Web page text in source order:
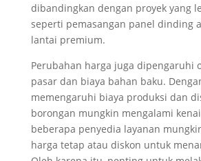
dibandingkan dengan proyek yang
seperti pemasangan panel dinding
lantai premium.
Perubahan harga juga dipengaruhi
pasar dan biaya bahan baku.
memengaruhi biaya produksi dan
borongan mungkin mengalami
beberapa penyedia layanan
harga tetap atau diskon untuk